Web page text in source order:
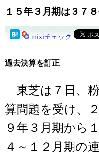
１５年３月期は３７
mixiチェック
過去決算を訂正
東芝は７日、
算問題を受け、
９年３月期から
４～１２月期の